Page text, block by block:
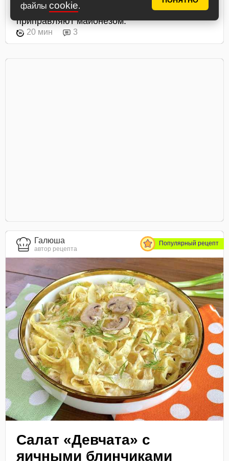
файлы cookie.
помидорами, сыром и яичными блинчиками,
приправляют майонезом.
20 мин 3
Галюша
автор рецепта
Популярный рецепт
Салат «Девчата» с
яичными блинчиками